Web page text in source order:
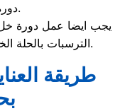
دورة الغسيل.
يجب ايضا عمل دورة خل
الترسبات بالحلة الخارجية والداخلية بالغسالة.
طريقة